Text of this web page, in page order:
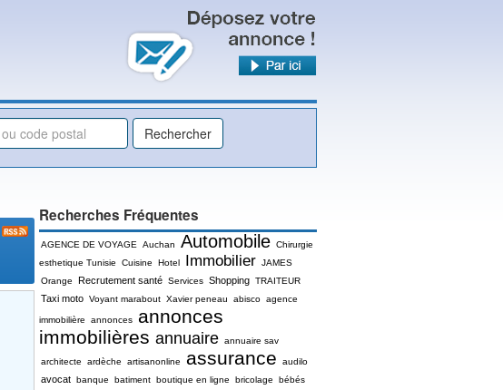
Recherches Fréquentes
AGENCE DE VOYAGE Auchan Automobile Chirurgie
esthetique Tunisie
Cuisine Hotel Immobilier JAMES
Orange
Recrutement santé Services Shopping TRAITEUR
Taxi moto Voyant marabout Xavier peneau abisco agence
immobilière annonces
annonces
immobilières annuaire annuaire sav
architecte ardèche artisanonline assurance audilo
avocat banque batiment boutique en ligne bricolage
bébés